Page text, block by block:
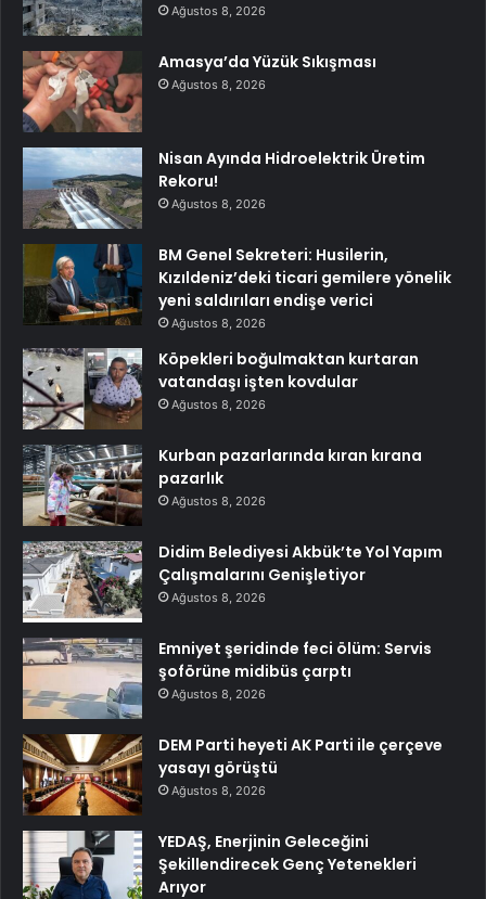
Ağustos 8, 2026
Amasya’da Yüzük Sıkışması
Ağustos 8, 2026
Nisan Ayında Hidroelektrik Üretim
Rekoru!
Ağustos 8, 2026
BM Genel Sekreteri: Husilerin,
Kızıldeniz’deki ticari gemilere yönelik
yeni saldırıları endişe verici
Ağustos 8, 2026
Köpekleri boğulmaktan kurtaran
vatandaşı işten kovdular
Ağustos 8, 2026
Kurban pazarlarında kıran kırana
pazarlık
Ağustos 8, 2026
Didim Belediyesi Akbük’te Yol Yapım
Çalışmalarını Genişletiyor
Ağustos 8, 2026
Emniyet şeridinde feci ölüm: Servis
şoförüne midibüs çarptı
Ağustos 8, 2026
DEM Parti heyeti AK Parti ile çerçeve
yasayı görüştü
Ağustos 8, 2026
YEDAŞ, Enerjinin Geleceğini
Şekillendirecek Genç Yetenekleri
Arıyor